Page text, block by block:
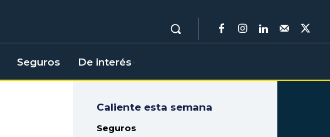
Seguros De interés
Caliente esta semana
Seguros